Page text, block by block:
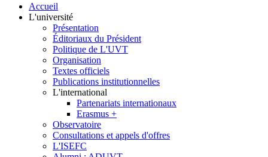
Accueil
L'université
Présentation
Éditoriaux du Président
Politique de L'UVT
Organisation
Textes officiels
Publications institutionnelles
L'international
Partenariats internationaux
Erasmus +
Observatoire
Consultations et appels d'offres
L'ISEFC